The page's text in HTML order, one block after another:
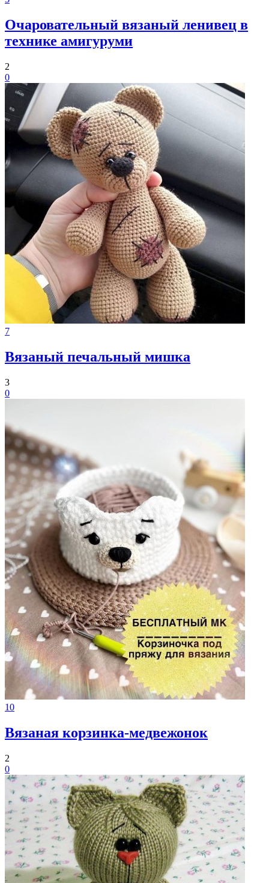
Очаровательный вязаный ленивец в
технике амигуруми
2
0
7
Вязаный печальный мишка
3
0
10
Вязаная корзинка-медвежонок
2
0